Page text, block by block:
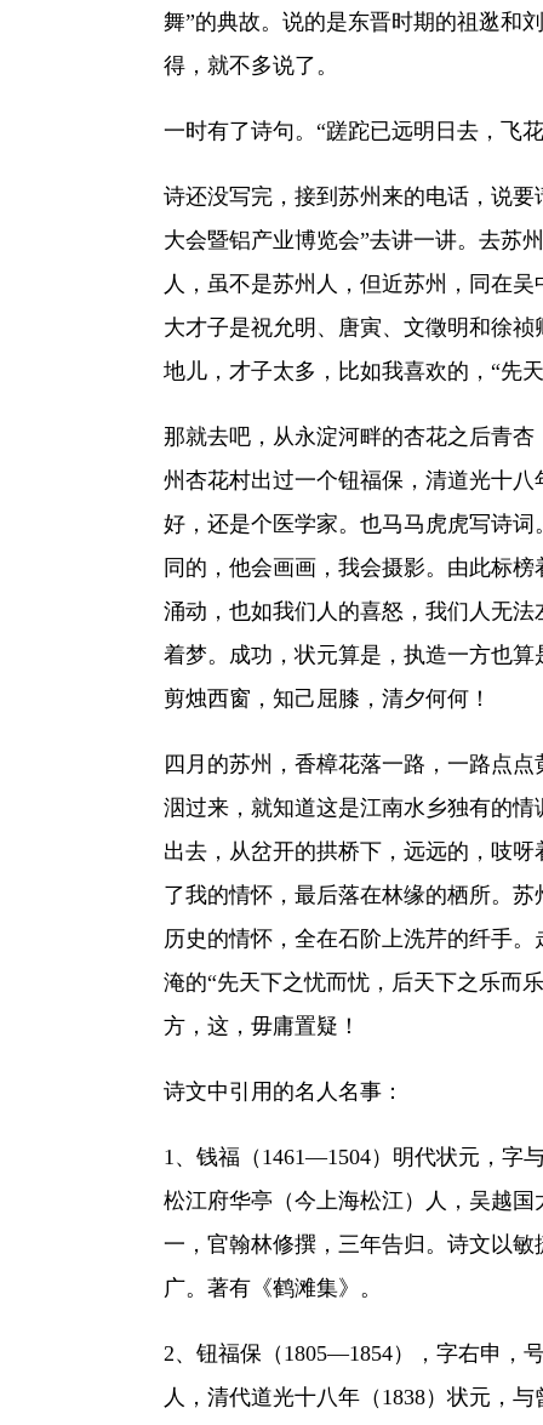
舞”的典故。说的是东晋时期的祖逖和
得，就不多说了。
一时有了诗句。“蹉跎已远明日去，飞
诗还没写完，接到苏州来的电话，说
大会暨铝产业博览会”去讲一讲。去苏
人，虽不是苏州人，但近苏州，同在
大才子是祝允明、唐寅、文徵明和徐
地儿，才子太多，比如我喜欢的，“先
那就去吧，从永淀河畔的杏花之后青
州杏花村出过一个钮福保，清道光十
好，还是个医学家。也马马虎虎写诗
同的，他会画画，我会摄影。由此标
涌动，也如我们人的喜怒，我们人无
着梦。成功，状元算是，执造一方也
剪烛西窗，知己屈膝，清夕何何！
四月的苏州，香樟花落一路，一路点
洇过来，就知道这是江南水乡独有的
出去，从岔开的拱桥下，远远的，吱
了我的情怀，最后落在林缘的栖所。
历史的情怀，全在石阶上洗芹的纤手
淹的“先天下之忧而忧，后天下之乐而
方，这，毋庸置疑！
诗文中引用的名人名事：
1、钱福（1461—1504）明代状元，字
松江府华亭（今上海松江）人，吴越
一，官翰林修撰，三年告归。诗文以
广。著有《鹤滩集》。
2、钮福保（1805—1854），字右申，
人，清代道光十八年（1838）状元，